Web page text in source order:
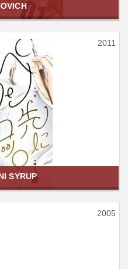
2011
SYRUP
2005